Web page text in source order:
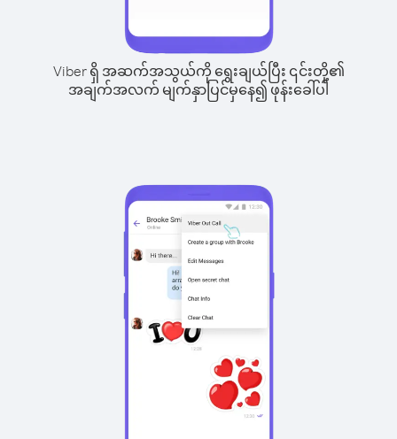
Viber ရှိ အဆက်အသွယ်ကို ရွေးချယ်ပြီး ၎င်းတို့၏
အချက်အလက် မျက်နှာပြင်မှနေ၍ ဖုန်းခေါ်ပါ